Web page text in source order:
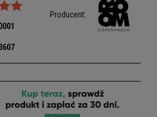
Producent: